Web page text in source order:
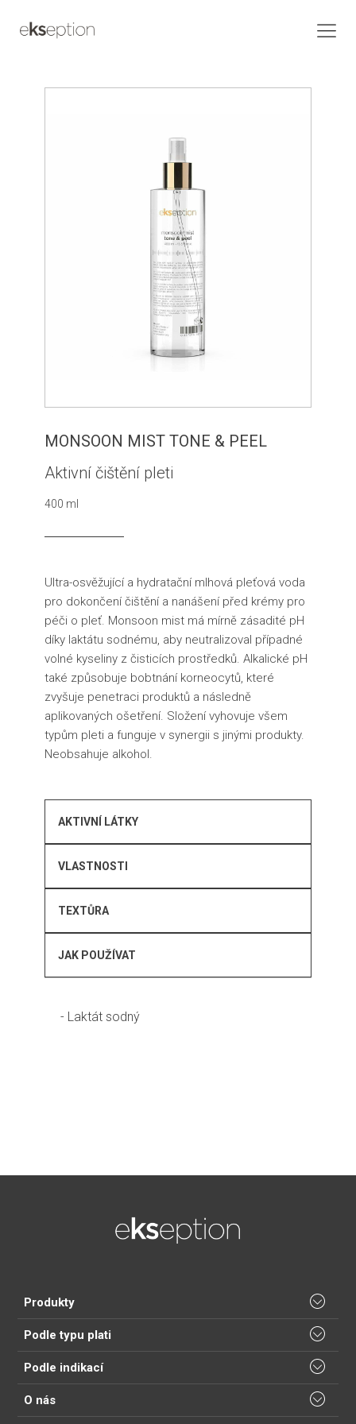
MONSOON MIST TONE & PEEL
Aktivní čištění pleti
400 ml
Ultra-osvěžující a hydratační mlhová pleťová voda
pro dokončení čištění a nanášení před krémy pro
péči o pleť. Monsoon mist má mírně zásadité pH
díky laktátu sodnému, aby neutralizoval případné
volné kyseliny z čisticích prostředků. Alkalické pH
také způsobuje bobtnání korneocytů, které
zvyšuje penetraci produktů a následně
aplikovaných ošetření. Složení vyhovuje všem
typům pleti a funguje v synergii s jinými produkty.
Neobsahuje alkohol.
AKTIVNÍ LÁTKY
VLASTNOSTI
TEXTŮRA
JAK POUŽÍVAT
- Laktát sodný
Produkty
Podle typu plati
Podle indikací
O nás